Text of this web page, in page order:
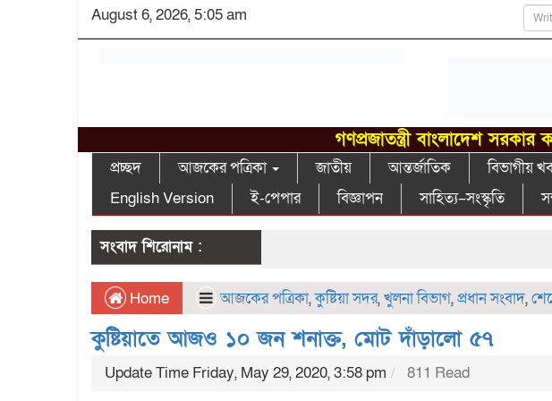
August 6, 2026, 5:05 am
গণপ্রজাতন্ত্রী বাংলাদেশ
প্রচ্ছদ আজকের পত্রিকা জাতীয় আন্তর্জাতিক বিভাগীয়
English Version
ই-পেপার বিজ্ঞাপন সাহিত্য–সংস্কৃতি
সংবাদ শিরোনাম :
Home আজকের পত্রিকা,কুষ্টিয়া সদর,খুলনা বিভাগ,প্রধান সংবাদ,
কুষ্টিয়াতে আজও ১০ জন শনাক্ত, মোট দাঁড়ালো ৫৭
Update Time Friday, May 29, 2020, 3:58 pm 811 Read